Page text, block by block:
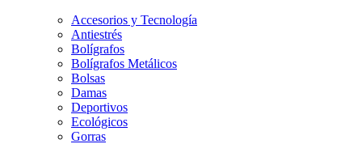
Accesorios y Tecnología
Antiestrés
Bolígrafos
Bolígrafos Metálicos
Bolsas
Damas
Deportivos
Ecológicos
Gorras